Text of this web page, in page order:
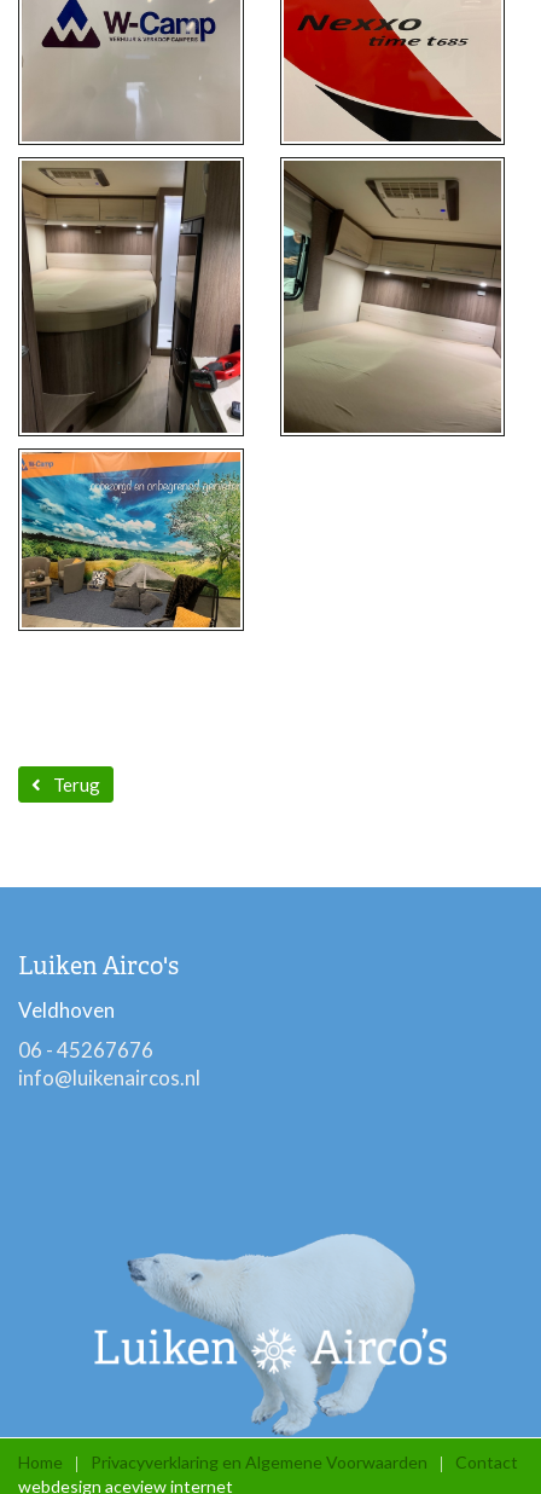
Terug
Luiken Airco's
Veldhoven
06 - 45267676
info@luikenaircos.nl
Home Privacyverklaring en Algemene Voorwaarden
Contact
webdesign aceview internet